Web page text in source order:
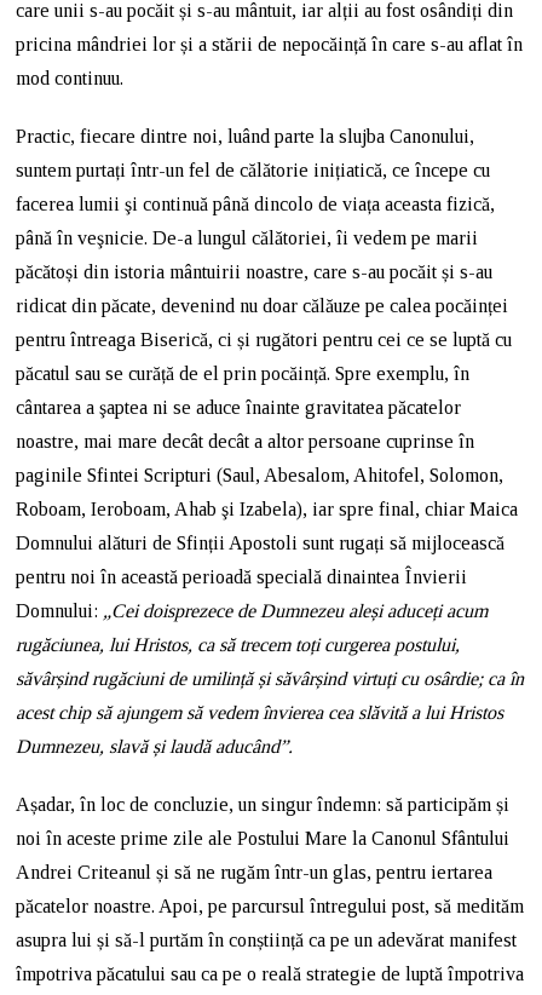
care unii s-au pocăit și s-au mântuit, iar alții au fost osândiți din
pricina mândriei lor și a stării de nepocăință în care s-au aflat în
mod continuu.
Practic, fiecare dintre noi, luând parte la slujba Canonului,
suntem purtați într-un fel de călătorie inițiatică, ce începe cu
facerea lumii şi continuă până dincolo de viața aceasta fizică,
până în veşnicie. De-a lungul călătoriei, îi vedem pe marii
păcătoși din istoria mântuirii noastre, care s-au pocăit și s-au
ridicat din păcate, devenind nu doar călăuze pe calea pocăinței
pentru întreaga Biserică, ci și rugători pentru cei ce se luptă cu
păcatul sau se curăță de el prin pocăință. Spre exemplu, în
cântarea a şaptea ni se aduce înainte gravitatea păcatelor
noastre, mai mare decât decât a altor persoane cuprinse în
paginile Sfintei Scripturi (Saul, Abesalom, Ahitofel, Solomon,
Roboam, Ieroboam, Ahab şi Izabela), iar spre final, chiar Maica
Domnului alături de Sfinții Apostoli sunt rugați să mijlocească
pentru noi în această perioadă specială dinaintea Învierii
Domnului: „Cei doisprezece de Dumnezeu aleși aduceți acum
rugăciunea, lui Hristos, ca să trecem toți curgerea postului,
săvârșind rugăciuni de umilință și săvârșind virtuți cu osârdie; ca în
acest chip să ajungem să vedem învierea cea slăvită a lui Hristos
Dumnezeu, slavă și laudă aducând”.
Așadar, în loc de concluzie, un singur îndemn: să participăm și
noi în aceste prime zile ale Postului Mare la Canonul Sfântului
Andrei Criteanul și să ne rugăm într-un glas, pentru iertarea
păcatelor noastre. Apoi, pe parcursul întregului post, să medităm
asupra lui și să-l purtăm în conștiință ca pe un adevărat manifest
împotriva păcatului sau ca pe o reală strategie de luptă împotriva